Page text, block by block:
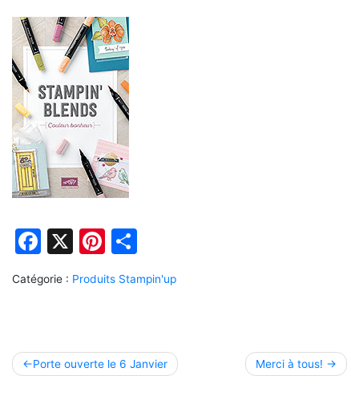
Facebook
X Pinterest
Catégorie : Produits Stampin'up
Navigation
Porte ouverte le 6 Janvier Merci à tous!